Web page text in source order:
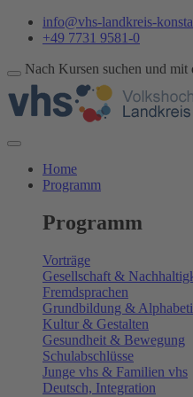
info@vhs-landkreis-
+49 7731 9581-0
Nach Kursen suchen und mit
Home
Programm
Programm
Vorträge
Gesellschaft &
Fremdsprachen
Grundbildung &
Kultur & Gestalten
Gesundheit & Bewegung
Schulabschlüsse
Junge vhs & Familien vhs
Deutsch, Integration